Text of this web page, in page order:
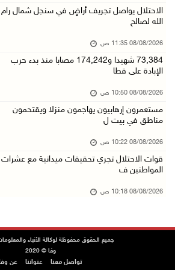
3 إصابات برصاص الاحتلال شمال خان يونس
08/آب/2026 09:09 ص
ارتفاع أسعار النفط
08/آب/2026 08:21 ص
حالة الطقس: ارتفاع طفيف وموجة حر شديدة
تواصل انتهاكات الاحتلال والمستعمرين:
قوات الاحتلال تقتحم بيت فجار جنوب بيت
الاحتلال يواصل تجريف أراضٍ في سنجل شمال رام
الله لصالح
08/08/2026 11:35 ص
73,384 شهيدا و174,242 مصابا منذ بدء حرب
الإبادة على قطا
08/08/2026 10:50 ص
مستعمرون إرهابيون يهاجمون منزلا ويقتحمون
مناطق في بيت ل
08/08/2026 10:22 ص
قوات الاحتلال تجري تحقيقات ميدانية مع عشرات
المواطنين ف
08/08/2026 10:18 ص
جميع الحقوق محفوظة لوكالة الأنباء
وفا © 2020
تواصل معنا عنواننا عن